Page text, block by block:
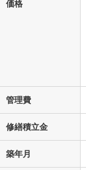
価格
管理費
修繕積立金
築年月